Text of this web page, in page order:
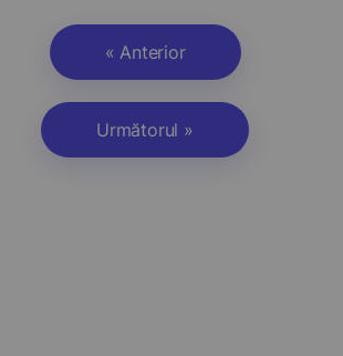
« Anterior
Următorul »